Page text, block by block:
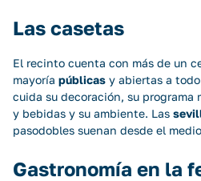
Las casetas
El recinto cuenta con más de un
mayoría públicas y abiertas a
cuida su decoración, su programa
y bebidas y su ambiente. Las
pasodobles suenan desde el
Gastronomía en la